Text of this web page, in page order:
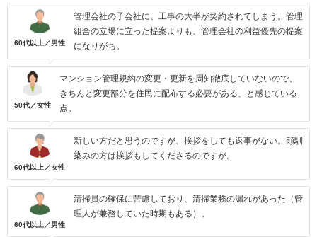
60代以上／男性
管理会社の子会社に、工事の大半が契約されてしまう。管理
組合の立場に立った提案よりも、管理会社の利益優先の提案
になりがち。
50代／女性
マンション管理規約の変更・更新を周知徹底していないので、
きちんと変更部分を住民に配布する必要がある、と感じている
点。
60代以上／女性
新しい方だと思うのですが、挨拶をしても返事がない。顔馴
染みの方は挨拶もしてくださるのですが。
60代以上／男性
清掃員の確保に苦慮しており、清掃業務の漏れがあった（管
理人が兼務していた時期もある）。